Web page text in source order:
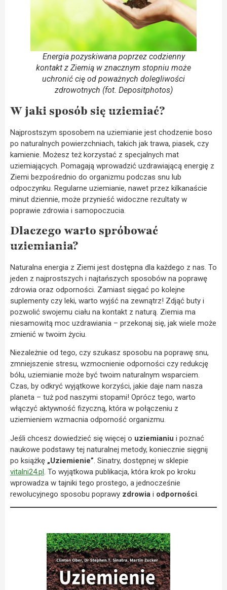
Energia pozyskiwana poprzez codzienny
kontakt z Ziemią w znacznym stopniu może
uchronić cię od poważnych dolegliwości
zdrowotnych (fot. Depositphotos)
W jaki sposób się uziemiać?
Najprostszym sposobem na uziemianie jest chodzenie boso
po naturalnych powierzchniach, takich jak trawa, piasek, czy
kamienie. Możesz też korzystać z specjalnych mat
uziemiających. Pomagają wprowadzić uzdrawiającą energię z
Ziemi bezpośrednio do organizmu podczas snu lub
odpoczynku. Regularne uziemianie, nawet przez kilkanaście
minut dziennie, może przynieść widoczne rezultaty w
poprawie zdrowia i samopoczucia​.
Dlaczego warto spróbować
uziemiania?
Naturalna energia z Ziemi jest dostępna dla każdego z nas. To
jeden z najprostszych i najtańszych sposobów na poprawę
zdrowia oraz odporności. Zamiast sięgać po kolejne
suplementy czy leki, warto wyjść na zewnątrz! Zdjąć buty i
pozwolić swojemu ciału na kontakt z naturą. Ziemia ma
niesamowitą moc uzdrawiania – przekonaj się, jak wiele może
zmienić w twoim życiu.
Niezależnie od tego, czy szukasz sposobu na poprawę snu,
zmniejszenie stresu, wzmocnienie odporności czy redukcję
bólu, uziemianie może być twoim naturalnym wsparciem.
Czas, by odkryć wyjątkowe korzyści, jakie daje nam nasza
planeta – tuż pod naszymi stopami! Oprócz tego, warto
włączyć aktywność fizyczną, która w połączeniu z
uziemieniem wzmacnia odporność organizmu.
Jeśli chcesz dowiedzieć się więcej o uziemianiu i poznać
naukowe podstawy tej naturalnej metody, koniecznie sięgnij
po książkę „Uziemienie”. Sinatry, dostępnej w sklepie
vitalni24.pl. To wyjątkowa publikacja, która krok po kroku
wprowadza w tajniki tego prostego, a jednocześnie
rewolucyjnego sposobu poprawy zdrowia i odporności.